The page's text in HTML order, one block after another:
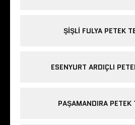
ŞIŞLI FULYA PETEK
ESENYURT ARDIÇLI
PAŞAMANDIRA PETEK